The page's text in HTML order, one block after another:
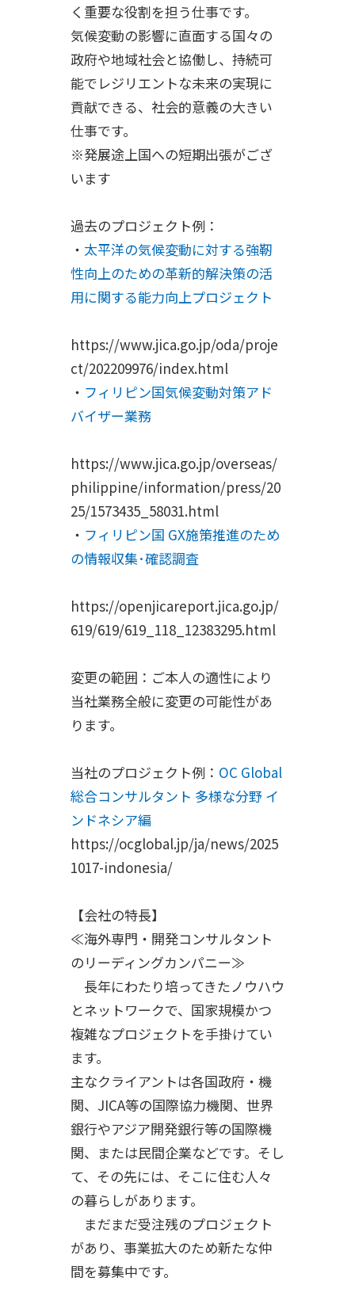
く重要な役割を担う仕事です。
気候変動の影響に直面する国々の
政府や地域社会と協働し、持続可
能でレジリエントな未来の実現に
貢献できる、社会的意義の大きい
仕事です。
※発展途上国への短期出張がござ
います
過去のプロジェクト例：
・ 太平洋の気候変動に対する強靭
性向上のための革新的解決策の活
用に関する能力向上プロジェクト
https://www.jica.go.jp/oda/proje
ct/202209976/index.html
・ フィリピン国気候変動対策アド
バイザー業務
https://www.jica.go.jp/overseas/
philippine/information/press/20
25/1573435_58031.html
・ フィリピン国 GX施策推進のため
の情報収集･確認調査
https://openjicareport.jica.go.jp/
619/619/619_118_12383295.html
変更の範囲：ご本人の適性により
当社業務全般に変更の可能性があ
ります。
当社のプロジェクト例： OC Global
総合コンサルタント 多様な分野 イ
ンドネシア編
https://ocglobal.jp/ja/news/2025
1017-indonesia/
【会社の特長】
≪海外専門・開発コンサルタント
のリーディングカンパニー≫
長年にわたり培ってきたノウハウ
とネットワークで、国家規模かつ
複雑なプロジェクトを手掛けてい
ます。
主なクライアントは各国政府・機
関、JICA等の国際協力機関、世界
銀行やアジア開発銀行等の国際機
関、または民間企業などです。そし
て、その先には、そこに住む人々
の暮らしがあります。
まだまだ受注残のプロジェクト
があり、事業拡大のため新たな仲
間を募集中です。